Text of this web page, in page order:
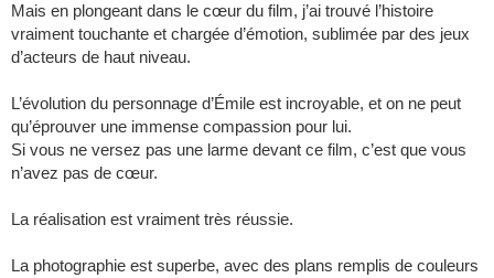
Mais en plongeant dans le cœur du film, j’ai trouvé l’histoire
vraiment touchante et chargée d’émotion, sublimée par des jeux
d’acteurs de haut niveau.
L’évolution du personnage d’Émile est incroyable, et on ne peut
qu’éprouver une immense compassion pour lui.
Si vous ne versez pas une larme devant ce film, c’est que vous
n’avez pas de cœur.
La réalisation est vraiment très réussie.
La photographie est superbe, avec des plans remplis de couleurs